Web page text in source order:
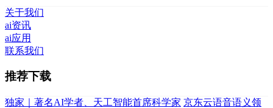
关于我们
ai资讯
ai应用
联系我们
推荐下载
独家｜著名AI学者、天工智能首席科学家 京东云语音语义领